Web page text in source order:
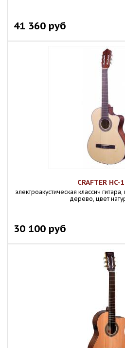
41 360 руб
CRAFTER HC-
электроакустическая классич
дерево, цвет
30 100 руб